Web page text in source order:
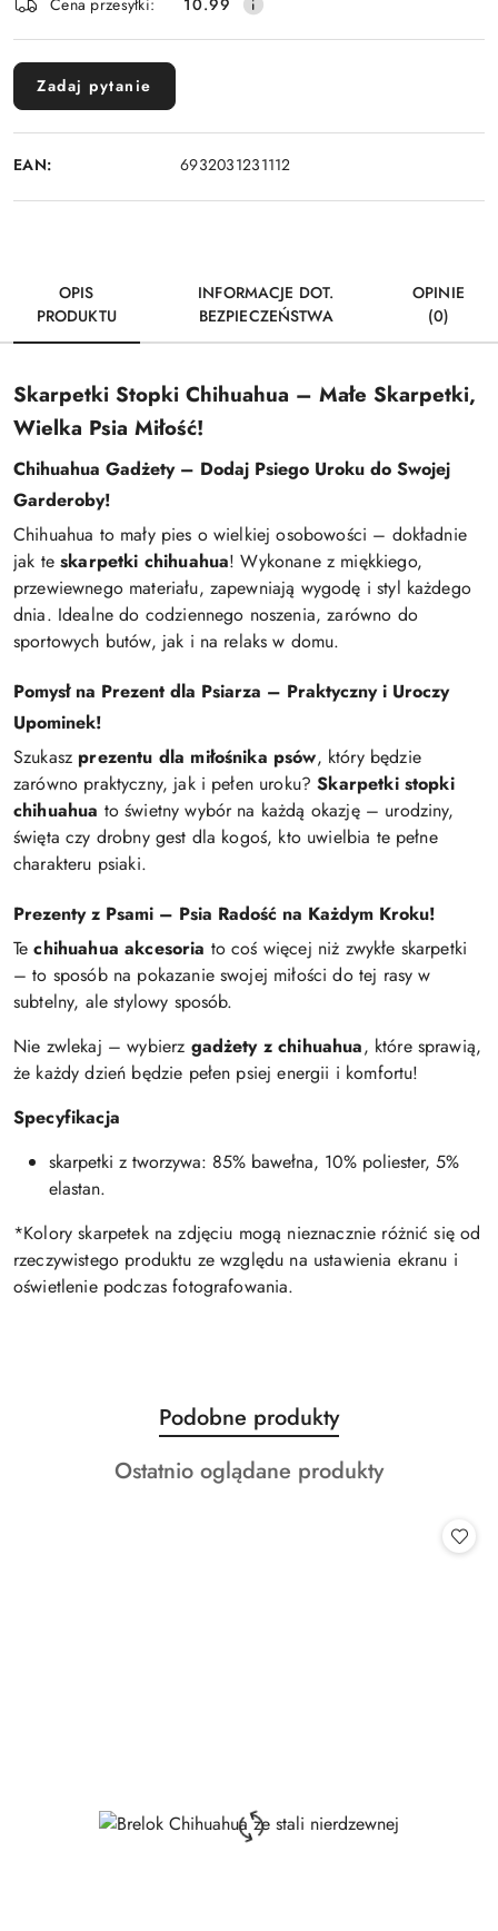
dostawa
Zadaj pytanie
EAN: 6932031231112
OPIS
PRODUKTU
INFORMACJE DOT.
BEZPIECZEŃSTWA
OPINIE
(0)
Skarpetki Stopki Chihuahua – Małe Skarpetki,
Wielka Psia Miłość!
Chihuahua Gadżety – Dodaj Psiego Uroku do Swojej
Garderoby!
Chihuahua to mały pies o wielkiej osobowości – dokładnie
jak teskarpetki chihuahua! Wykonane z miękkiego,
przewiewnego materiału, zapewniają wygodę i styl każdego
dnia. Idealne do codziennego noszenia, zarówno do
sportowych butów, jak i na relaks w domu.
Pomysł na Prezent dla Psiarza – Praktyczny i Uroczy
Upominek!
Szukasz prezentu dla miłośnika psów, który będzie
zarówno praktyczny, jak i pełen uroku?Skarpetki stopki
chihuahua to świetny wybór na każdą okazję – urodziny,
święta czy drobny gest dla kogoś, kto uwielbia te pełne
charakteru psiaki.
Prezenty z Psami – Psia Radość na Każdym Kroku!
Techihuahua akcesoria to coś więcej niż zwykłe skarpetki
– to sposób na pokazanie swojej miłości do tej rasy w
subtelny, ale stylowy sposób.
Nie zwlekaj – wybierz gadżety z chihuahua, które sprawią,
że każdy dzień będzie pełen psiej energii i komfortu!
Specyfikacja
skarpetki z tworzywa: 85% bawełna, 10% poliester, 5%
elastan.
*Kolory skarpetek na zdjęciu mogą nieznacznie różnić się od
rzeczywistego produktu ze względu na ustawienia ekranu i
oświetlenie podczas fotografowania.
Pomiń karuzelę produktów
Produkty
o
statusie:
Podobne produkty
Produkty
Ostatnio oglądane produkty